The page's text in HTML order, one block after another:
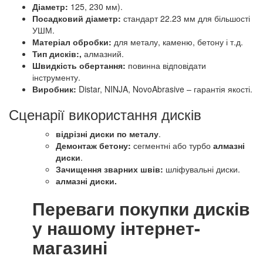
Діаметр: 125, 230 мм).
Посадковий діаметр: стандарт 22.23 мм для більшості
УШМ.
Матеріал обробки: для металу, каменю, бетону і т.д.
Тип дисків:, алмазний.
Швидкість обертання: повинна відповідати
інструменту.
Виробник: Distar, NINJA, NovoAbrasive – гарантія якості.
Сценарії використання дисків
відрізні диски по металу.
Демонтаж бетону: сегментні або турбо алмазні
диски.
Зачищення зварних швів: шліфувальні диски.
алмазні диски.
Переваги покупки дисків
у нашому інтернет-
магазині